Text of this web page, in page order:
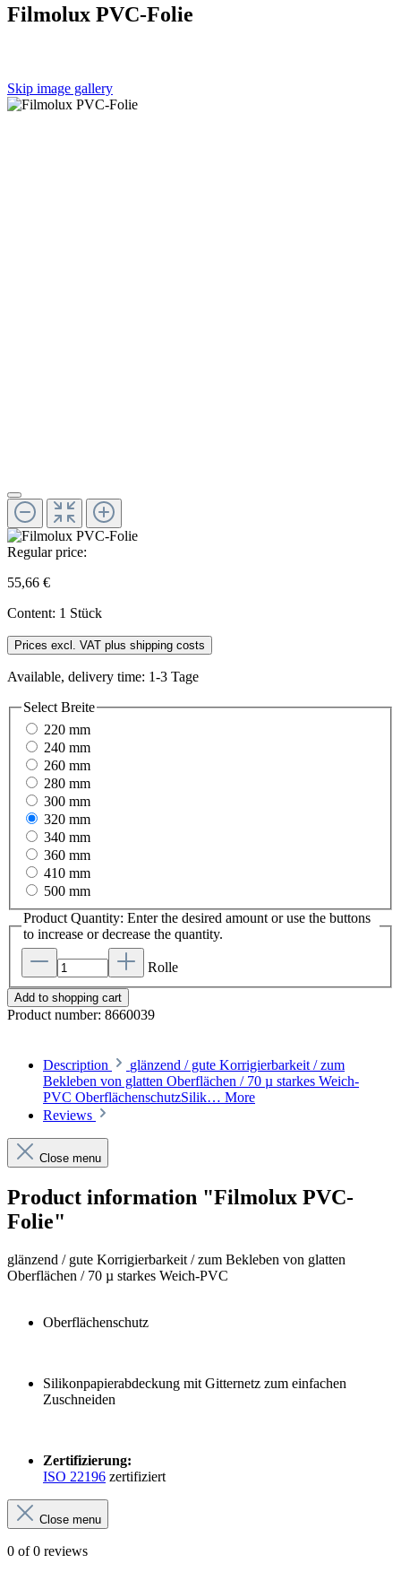
Filmolux PVC-Folie
Skip image gallery
Regular price:
55,66 €
Content: 1 Stück
Prices excl. VAT plus shipping costs
Available, delivery time: 1-3 Tage
Select Breite
220 mm
240 mm
260 mm
280 mm
300 mm
320 mm
340 mm
360 mm
410 mm
500 mm
Product Quantity: Enter the desired amount or use the buttons
to increase or decrease the quantity.
Rolle
Add to shopping cart
Product number: 8660039
Description
glänzend / gute Korrigierbarkeit / zum
Bekleben von glatten Oberflächen / 70 µ starkes Weich-
PVC OberflächenschutzSilik… More
Reviews
Close menu
Product information "Filmolux PVC-
Folie"
glänzend / gute Korrigierbarkeit / zum Bekleben von glatten
Oberflächen / 70 µ starkes Weich-PVC
Oberflächenschutz
Silikonpapierabdeckung mit Gitternetz zum einfachen
Zuschneiden
Zertifizierung:
ISO 22196 zertifiziert
Close menu
0 of 0 reviews